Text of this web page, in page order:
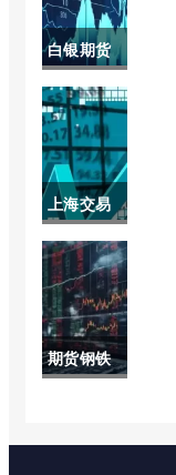
种(大连期
货哪个品
种收单边
手续费)
白银期货
最新行情
沪(白银期
货最新行
情沪银上
市)
上海交易
所黄金实
时交易价
格(上海黄
金交易所
期货钢铁
铁的关联